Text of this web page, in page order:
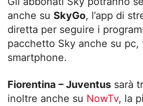
anche su SkyGo, l’app di
diretta per seguire i
pacchetto Sky anche su pc,
smartphone.
Fiorentina – Juventus sarà
inoltre anche su NowTv, la